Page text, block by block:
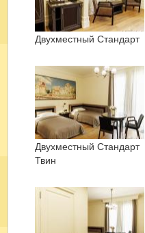
Двухместный Стандарт
Двухместный Стандарт
Твин